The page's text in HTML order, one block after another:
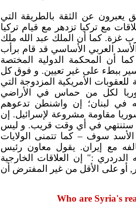
عن الثقة بالطريقة التي
مع تركيا تزدهر مع قيام تركيا
غزة. كما أن الملك عبد الله ملك
العربي الأساسي قد قام برأب
أن المحكمة الدولية المختصة
ببطء على غير تعيين. و فوق كل
للعقوبات الأمريكية المزدوجة التي
لكل من حماس في الأراضي
في لبنان؛ إن واشنطن تدعوهم
سوريا مقاومة مشروعة لإسرائيل. إن
ستنتهي في أي وقت قريب. و ليس
سوف – كما تتمنى الولايات
مع إيران. يقول معاون رئيس
الدردري :" إن العلاقات الخارجية
أو على الأقل من غير المفترض أن
Who are Syria's